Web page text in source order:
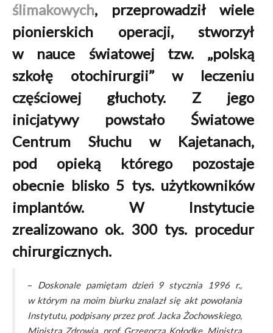
ślimakowych, przeprowadził wiele
pionierskich operacji, stworzył
w nauce światowej tzw. „polską
szkołę otochirurgii” w leczeniu
częściowej głuchoty. Z jego
inicjatywy powstało Światowe
Centrum Słuchu w Kajetanach,
pod opieką którego pozostaje
obecnie blisko 5 tys. użytkowników
implantów. W Instytucie
zrealizowano ok. 300 tys. procedur
chirurgicznych.
– Doskonale pamiętam dzień 9 stycznia 1996 r.,
w którym na moim biurku znalazł się akt powołania
Instytutu, podpisany przez prof. Jacka Żochowskiego,
Ministra Zdrowia, prof. Grzegorza Kołodkę, Ministra